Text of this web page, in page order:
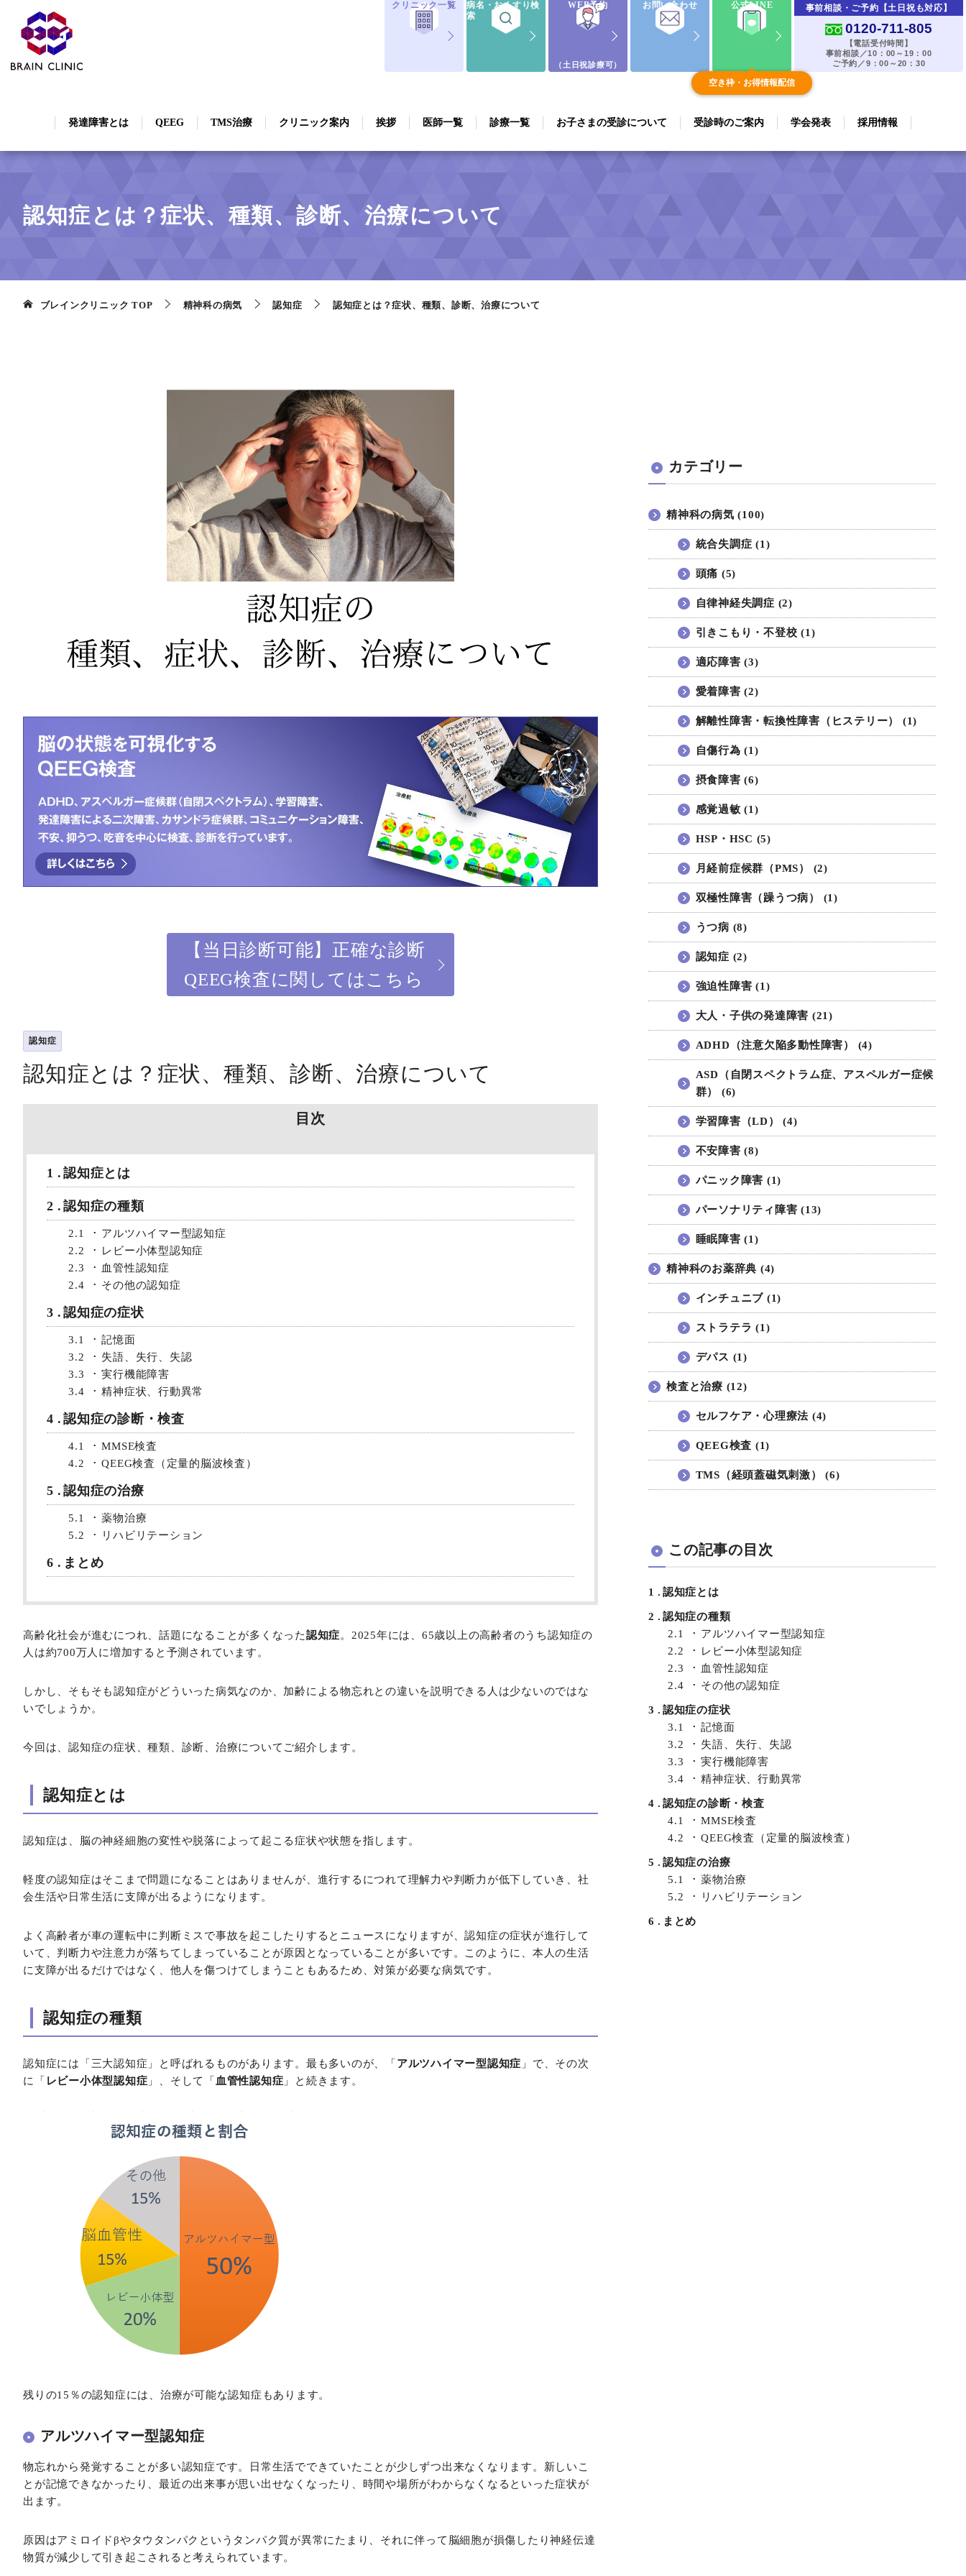
発達障害とは QEEG TMS治療 クリニック案内 挨拶 医師一覧 診療一覧 お子さまの受診について 受診時のご案内 学会発表 採用情報
クリニック一覧
病名・おくすり検
索
WEB予約
（土日祝診療可）
お問い合わせ 公式LINE
空き枠・お得情報配信
事前相談・ご予約【土日祝も対応】
0120-711-805
【電話受付時間】
事前相談／10：00～19：00
ご予約／9：00～20：30
認知症とは？症状、種類、診断、治療について
ブレインクリニック TOP 精神科の病気 認知症 認知症とは？症状、種類、診断、治療について
【当日診断可能】正確な診断
QEEG検査に関してはこちら
認知症
認知症とは？症状、種類、診断、治療について
目次
1 認知症とは
2 認知症の種類
2.1
アルツハイマー型認知症
2.2
レビー小体型認知症
2.3
血管性認知症
2.4
その他の認知症
3 認知症の症状
3.1
記憶面
3.2
失語、失行、失認
3.3
実行機能障害
3.4
精神症状、行動異常
4 認知症の診断・検査
4.1
MMSE検査
4.2
QEEG検査（定量的脳波検査）
5 認知症の治療
5.1
薬物治療
5.2
リハビリテーション
6 まとめ
高齢化社会が進むにつれ、話題になることが多くなった認知症。2025年には、65歳以上の高齢者のうち認知症の
人は約700万人に増加すると予測されています。
しかし、そもそも認知症がどういった病気なのか、加齢による物忘れとの違いを説明できる人は少ないのではな
いでしょうか。
今回は、認知症の症状、種類、診断、治療についてご紹介します。
認知症とは
認知症は、脳の神経細胞の変性や脱落によって起こる症状や状態を指します。
軽度の認知症はそこまで問題になることはありませんが、進行するにつれて理解力や判断力が低下していき、社
会生活や日常生活に支障が出るようになります。
よく高齢者が車の運転中に判断ミスで事故を起こしたりするとニュースになりますが、認知症の症状が進行して
いて、判断力や注意力が落ちてしまっていることが原因となっていることが多いです。このように、本人の生活
に支障が出るだけではなく、他人を傷つけてしまうこともあるため、対策が必要な病気です。
認知症の種類
認知症には「三大認知症」と呼ばれるものがあります。最も多いのが、「 アルツハイマー型認知症 」で、その次
に「 レビー小体型認知症 」、そして「 血管性認知症 」と続きます。
残りの15％の認知症には、治療が可能な認知症もあります。
アルツハイマー型認知症
物忘れから発覚することが多い認知症です。日常生活でできていたことが少しずつ出来なくなります。新しいこ
とが記憶できなかったり、最近の出来事が思い出せなくなったり、時間や場所がわからなくなるといった症状が
出ます。
原因はアミロイドβやタウタンパクというタンパク質が異常にたまり、それに伴って脳細胞が損傷したり神経伝達
物質が減少して引き起こされると考えられています。
カテゴリー
精神科の病気 (100)
統合失調症 (1)
頭痛 (5)
自律神経失調症 (2)
引きこもり・不登校 (1)
適応障害 (3)
愛着障害 (2)
解離性障害・転換性障害（ヒステリー） (1)
自傷行為 (1)
摂食障害 (6)
感覚過敏 (1)
HSP・HSC (5)
月経前症候群（PMS） (2)
双極性障害（躁うつ病） (1)
うつ病 (8)
認知症 (2)
強迫性障害 (1)
大人・子供の発達障害 (21)
ADHD（注意欠陥多動性障害） (4)
ASD（自閉スペクトラム症、アスペルガー症候
群） (6)
学習障害（LD） (4)
不安障害 (8)
パニック障害 (1)
パーソナリティ障害 (13)
睡眠障害 (1)
精神科のお薬辞典 (4)
インチュニブ (1)
ストラテラ (1)
デパス (1)
検査と治療 (12)
セルフケア・心理療法 (4)
QEEG検査 (1)
TMS（経頭蓋磁気刺激） (6)
この記事の目次
1 認知症とは
2 認知症の種類
2.1
アルツハイマー型認知症
2.2
レビー小体型認知症
2.3
血管性認知症
2.4
その他の認知症
3 認知症の症状
3.1
記憶面
3.2
失語、失行、失認
3.3
実行機能障害
3.4
精神症状、行動異常
4 認知症の診断・検査
4.1
MMSE検査
4.2
QEEG検査（定量的脳波検査）
5 認知症の治療
5.1
薬物治療
5.2
リハビリテーション
6 まとめ